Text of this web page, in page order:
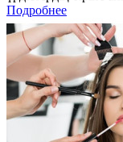
Подробнее